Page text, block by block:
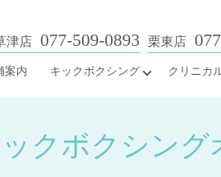
案内 キックボクシング クリニカ
津店 077-509-0893 栗東店
クボクシング